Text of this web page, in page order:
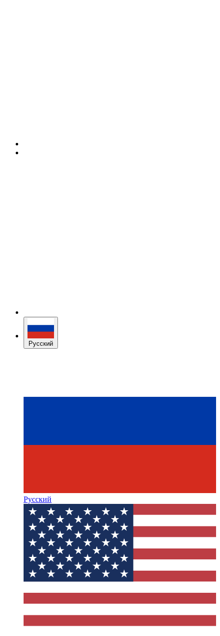
Русский
Русский